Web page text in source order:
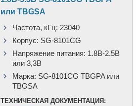
или TBGSA
Частота, кГц: 23040
Корпус: SG-8101CG
Напряжение питания: 1.8В-2.5B
или 3,3B
Марка: SG-8101CG TBGPA или
TBGSA
ТЕХНИЧЕСКАЯ ДОКУМЕНТАЦИЯ: